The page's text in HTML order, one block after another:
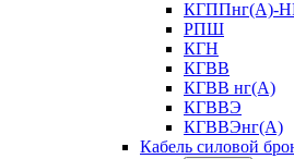
КГППнг(А)-
РПШ
КГН
КГВВ
КГВВ нг(А)
КГВВЭ
КГВВЭнг(А)
Кабель силовой